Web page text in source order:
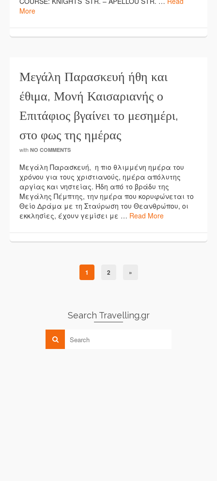
More
Μεγάλη Παρασκευή ήθη και
έθιμα, Μονή Καισαριανής ο
Επιτάφιος βγαίνει το μεσημέρι,
στο φως της ημέρας
with NO COMMENTS
Μεγάλη Παρασκευή, η πιο θλιμμένη ημέρα του
χρόνου για τους χριστιανούς, ημέρα απόλυτης
αργίας και νηστείας. Ήδη από το βράδυ της
Μεγάλης Πέμπτης, την ημέρα που κορυφώνεται το
Θείο Δράμα με τη Σταύρωση του Θεανθρώπου, οι
εκκλησίες, έχουν γεμίσει με … Read More
1 2 »
Search Travelling.gr